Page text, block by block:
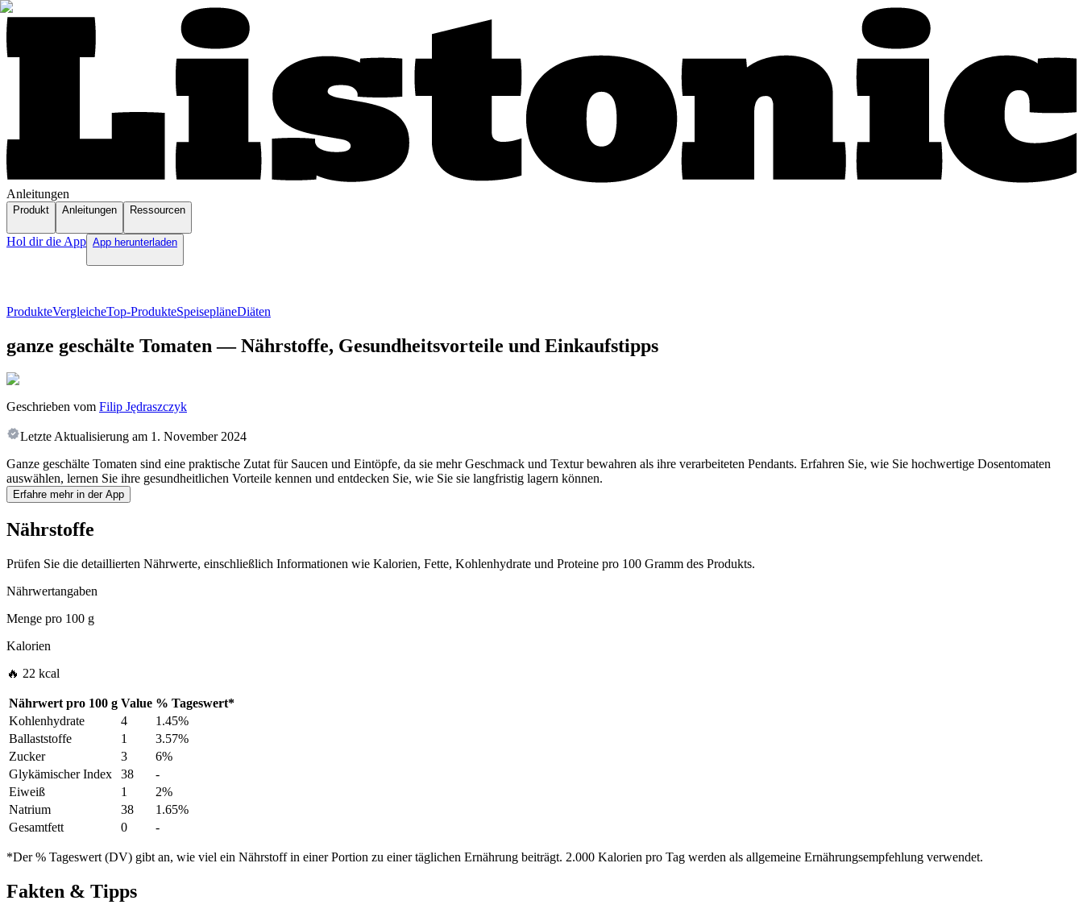
Anleitungen
Produkt Anleitungen Ressourcen
Hol dir die App App herunterladen
ProdukteVergleicheTop-ProdukteSpeisepläneDiäten
ganze geschälte Tomaten — Nährstoffe, Gesundheitsvorteile und Einkaufstipps
Geschrieben vom Filip Jędraszczyk
Letzte Aktualisierung am 1. November 2024
Ganze geschälte Tomaten sind eine praktische Zutat für Saucen und Eintöpfe, da sie mehr Geschmack und Textur bewahren als ihre verarbeiteten Pendants. Erfahren Sie, wie Sie hochwertige Dosentomaten
auswählen, lernen Sie ihre gesundheitlichen Vorteile kennen und entdecken Sie, wie Sie sie langfristig lagern können.
Erfahre mehr in der App
Nährstoffe
Prüfen Sie die detaillierten Nährwerte, einschließlich Informationen wie Kalorien, Fette, Kohlenhydrate und Proteine pro 100 Gramm des Produkts.
Nährwertangaben
Menge pro 100 g
Kalorien
🔥 22 kcal
Nährwert pro 100 g Value % Tageswert*
Kohlenhydrate
4
1.45%
Ballaststoffe
1
3.57%
Zucker
3
6%
Glykämischer Index
38
-
Eiweiß
1
2%
Natrium
38
1.65%
Gesamtfett
0 -
*Der % Tageswert (DV) gibt an, wie viel ein Nährstoff in einer Portion zu einer täglichen Ernährung beiträgt. 2.000 Kalorien pro Tag werden als allgemeine Ernährungsempfehlung verwendet.
Fakten & Tipps